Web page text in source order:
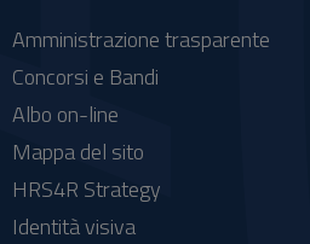
Amministrazione trasparente
Concorsi e Bandi
Albo on-line
Mappa del sito
HRS4R Strategy
Identità visiva